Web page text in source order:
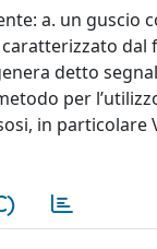
a. un guscio
detto
per
in particolare